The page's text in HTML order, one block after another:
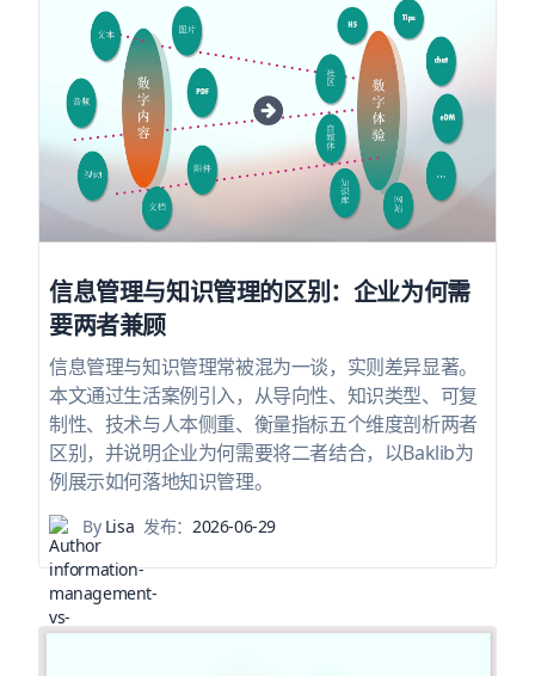
信息管理与知识管理的区别：企业为何需
要两者兼顾
信息管理与知识管理常被混为一谈，实则差异显著。
本文通过生活案例引入，从导向性、知识类型、可复
制性、技术与人本侧重、衡量指标五个维度剖析两者
区别，并说明企业为何需要将二者结合，以Baklib为
例展示如何落地知识管理。
ByLisa 发布：2026-06-29